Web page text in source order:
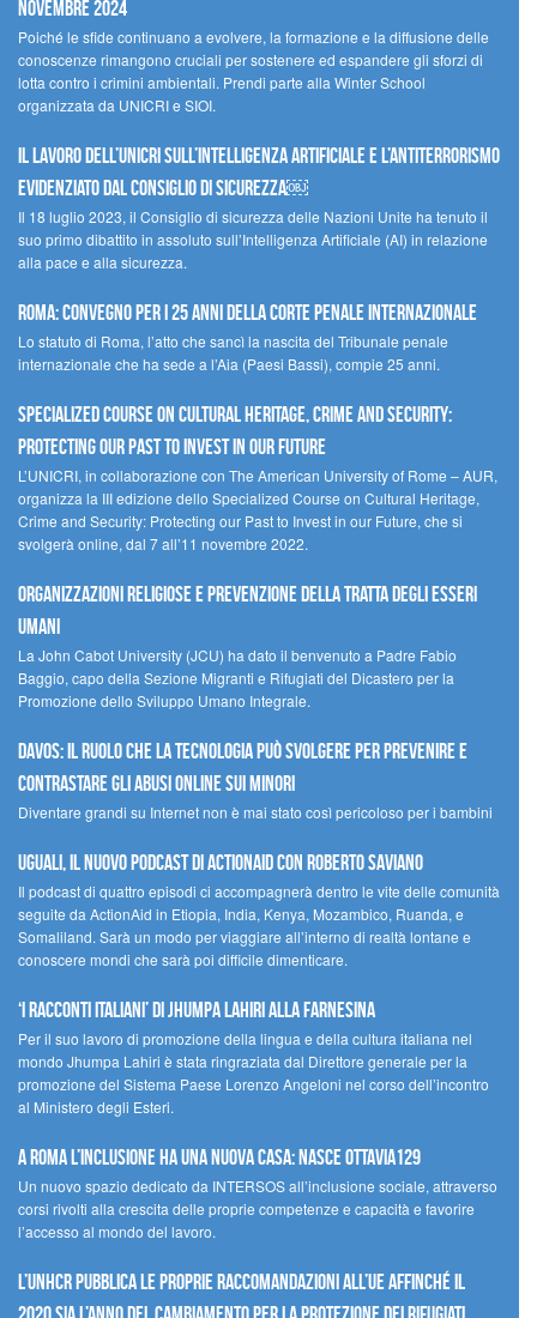
novembre 2024
Poiché le sfide continuano a evolvere, la formazione e la diffusione delle
conoscenze rimangono cruciali per sostenere ed espandere gli sforzi di
lotta contro i crimini ambientali. Prendi parte alla Winter School
organizzata da UNICRI e SIOI.
Il lavoro dell’UNICRI sull’intelligenza artificiale e l’antiterrorismo
evidenziato dal Consiglio di Sicurezza￼
Il 18 luglio 2023, il Consiglio di sicurezza delle Nazioni Unite ha tenuto il
suo primo dibattito in assoluto sull’Intelligenza Artificiale (AI) in relazione
alla pace e alla sicurezza.
Roma: convegno per i 25 anni della Corte penale internazionale
Lo statuto di Roma, l’atto che sancì la nascita del Tribunale penale
internazionale che ha sede a l’Aia (Paesi Bassi), compie 25 anni.
Specialized Course on Cultural Heritage, Crime and Security:
Protecting our Past to Invest in our Future
L’UNICRI, in collaborazione con The American University of Rome – AUR,
organizza la III edizione dello Specialized Course on Cultural Heritage,
Crime and Security: Protecting our Past to Invest in our Future, che si
svolgerà online, dal 7 all’11 novembre 2022.
Organizzazioni religiose e prevenzione della tratta degli esseri
umani
La John Cabot University (JCU) ha dato il benvenuto a Padre Fabio
Baggio, capo della Sezione Migranti e Rifugiati del Dicastero per la
Promozione dello Sviluppo Umano Integrale.
Davos: il ruolo che la tecnologia può svolgere per prevenire e
contrastare gli abusi online sui minori
Diventare grandi su Internet non è mai stato così pericoloso per i bambini
UGUALI, il nuovo podcast di ACTIONAID con Roberto Saviano
Il podcast di quattro episodi ci accompagnerà dentro le vite delle comunità
seguite da ActionAid in Etiopia, India, Kenya, Mozambico, Ruanda, e
Somaliland. Sarà un modo per viaggiare all’interno di realtà lontane e
conoscere mondi che sarà poi difficile dimenticare.
‘I racconti italiani’ di Jhumpa Lahiri alla Farnesina
Per il suo lavoro di promozione della lingua e della cultura italiana nel
mondo Jhumpa Lahiri è stata ringraziata dal Direttore generale per la
promozione del Sistema Paese Lorenzo Angeloni nel corso dell’incontro
al Ministero degli Esteri.
A Roma l’inclusione ha una nuova casa: nasce Ottavia129
Un nuovo spazio dedicato da INTERSOS all’inclusione sociale, attraverso
corsi rivolti alla crescita delle proprie competenze e capacità e favorire
l’accesso al mondo del lavoro.
L’UNHCR pubblica le proprie raccomandazioni all’UE affinché il